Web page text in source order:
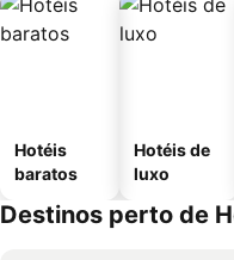
Hotéis
baratos
Hotéis de
luxo
Destinos perto de